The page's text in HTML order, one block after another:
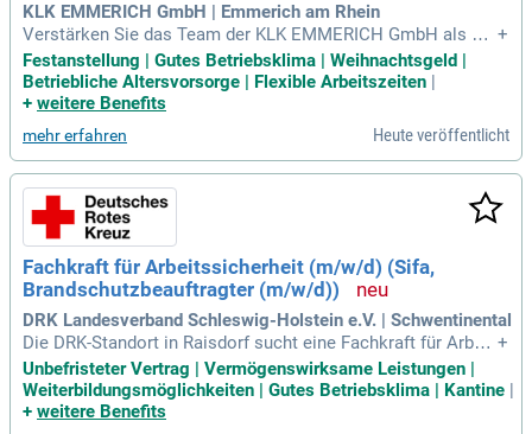
KLK EMMERICH GmbH | Emmerich am Rhein
Verstärken Sie das Team der KLK EMMERICH GmbH als Fa
chkraft für Arbeitssicherheit und Brandschutzbeauftragter
(w/m/d)! Wir bieten Ihnen ein positives Arbeitsumfeld, in de
m Ihre Ideen geschätzt werden. Nachhaltigkeit ist ein zentra
elt sich in unseren Produkten wider. Ehrlichkeit und Teamar
beit sind die Grundpfeiler unserer Kultur. Freuen Sie sich auf
Entwicklungsmöglichkeiten in einer sicheren, zukunftsorien
tierten Anstellung. Werden Sie Teil von rund 400 engagierten
Mitarbeitern in Emmerich am Rhein und Düsseldorf und trag
en Sie aktiv zum Unternehmenserfolg bei!
+
Festanstellung | Gutes Betriebsklima | Weihnachtsgeld |
Betriebliche Altersvorsorge | Flexible Arbeitszeiten |
+ weitere Benefits
mehr erfahren Heute veröffentlicht
Fachkraft für Arbeitssicherheit (m/w/d) (Sifa,
Brandschutzbeauftragter (m/w/d))
DRK Landesverband Schleswig-Holstein e.V. | Schwentinental
Die DRK-Standort in Raisdorf sucht eine Fachkraft für Arbeit
ssicherheit (m/w/d) in Teilzeit mit 19,25 Stunden pro Woch
e, die ab dem 01.07.2026 startet. Diese unbefristete Positio
n spielt eine zentrale Rolle bei der Unterstützung der Gesch
+
Unbefristeter Vertrag | Vermögenswirksame Leistungen |
Weiterbildungsmöglichkeiten | Gutes Betriebsklima | Kantine
+ weitere Benefits